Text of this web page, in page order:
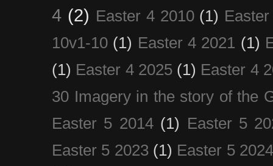
4 (2) Easter 4 2010 (1)
10v1-10 (1) Easter 4 2021 (1)
(1) Easter 4 2025 (1) Easter 4
30 Imagery in the story of the
Easter 5 2014 (1) Easter 5
Easter 5 2023 (1) Easter 5